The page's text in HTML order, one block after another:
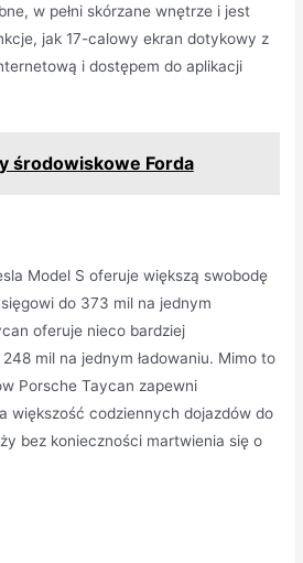
w pełni skórzane wnętrze i jest
jak 17-calowy ekran dotykowy z
i dostępem do aplikacji
środowiskowe Forda
Model S oferuje większą swobodę
do 373 mil na jednym
oferuje nieco bardziej
mil na jednym ładowaniu. Mimo to
Porsche Taycan zapewni
większość codziennych dojazdów do
bez konieczności martwienia się o